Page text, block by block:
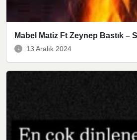
Mabel Matiz Ft Zeynep Bastık –
13 Aralık 2024